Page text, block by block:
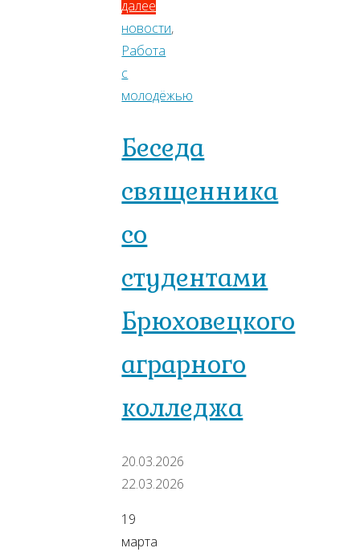
далее
новости,
Работа
с
молодёжью
Беседа
священника
со
студентами
Брюховецкого
аграрного
колледжа
20.03.2026
22.03.2026
19
марта